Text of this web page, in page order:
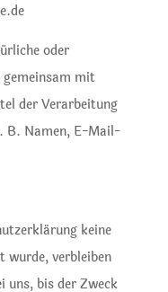
oder
gemeinsam mit
der Verarbeitung
B. Namen, E-Mail-
keine
wurde, verbleiben
uns, bis der Zweck